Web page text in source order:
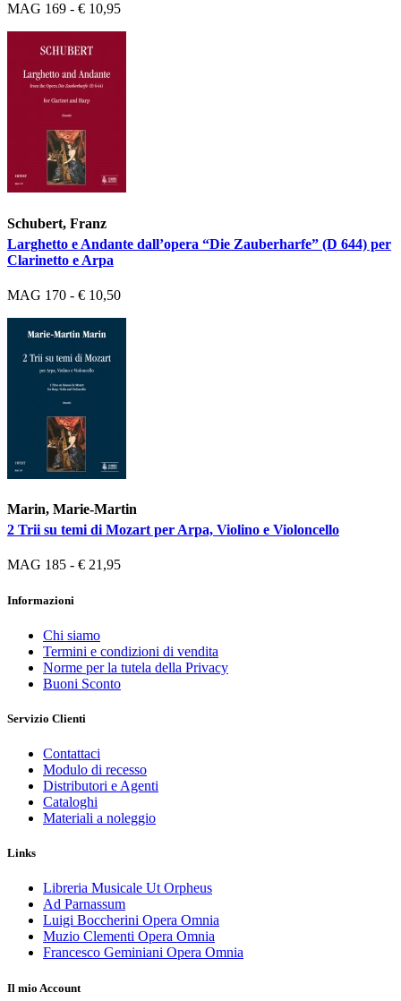
MAG 169 - € 10,95
Schubert, Franz
Larghetto e Andante dall’opera “Die Zauberharfe” (D 644) per
Clarinetto e Arpa
MAG 170 - € 10,50
Marin, Marie-Martin
2 Trii su temi di Mozart per Arpa, Violino e Violoncello
MAG 185 - € 21,95
Informazioni
Chi siamo
Termini e condizioni di vendita
Norme per la tutela della Privacy
Buoni Sconto
Servizio Clienti
Contattaci
Modulo di recesso
Distributori e Agenti
Cataloghi
Materiali a noleggio
Links
Libreria Musicale Ut Orpheus
Ad Parnassum
Luigi Boccherini Opera Omnia
Muzio Clementi Opera Omnia
Francesco Geminiani Opera Omnia
Il mio Account